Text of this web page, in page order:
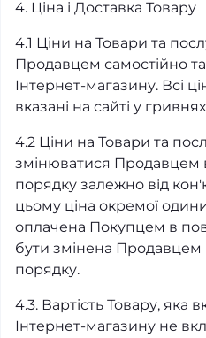
4. Ціна і Доставка Товару
4.1 Ціни на Товари та
Продавцем самостійно та
Інтернет-магазину. Всі
вказані на сайті у
4.2 Ціни на Товари та
змінюватися Продавцем
порядку залежно від
цьому ціна окремої
оплачена Покупцем в
бути змінена
порядку.
4.3. Вартість Товару, яка
Інтернет-магазину не